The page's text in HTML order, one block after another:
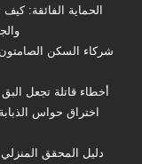
الحماية الفائقة:
شركاء السكن
أخطاء قاتلة تجعل البق
اختراق حواس
دليل المحقق